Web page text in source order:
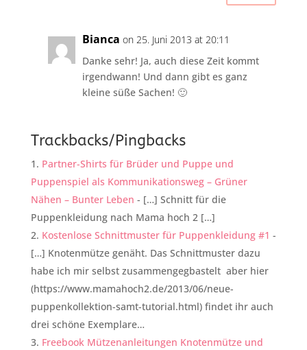
Bianca on 25. Juni 2013 at 20:11
Danke sehr! Ja, auch diese Zeit kommt
irgendwann! Und dann gibt es ganz
kleine süße Sachen! 🙂
Trackbacks/Pingbacks
Partner-Shirts für Brüder und Puppe und
Puppenspiel als Kommunikationsweg – Grüner
Nähen – Bunter Leben - […] Schnitt für die
Puppenkleidung nach Mama hoch 2 […]
Kostenlose Schnittmuster für Puppenkleidung #1 -
[…] Knotenmütze genäht. Das Schnittmuster dazu
habe ich mir selbst zusammengegbastelt aber hier
(https://www.mamahoch2.de/2013/06/neue-
puppenkollektion-samt-tutorial.html) findet ihr auch
drei schöne Exemplare…
Freebook Mützenanleitungen Knotenmütze und